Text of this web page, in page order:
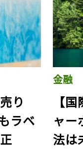
り
ラベ
金融
【
ャー
法は